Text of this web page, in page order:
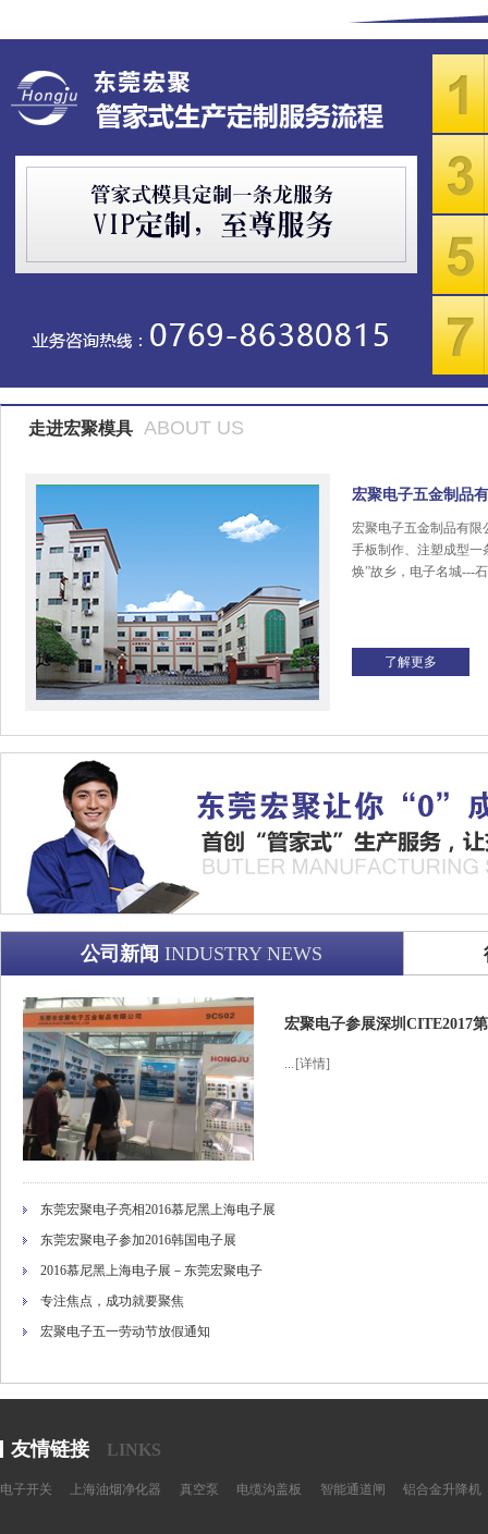
走进宏聚模具 ABOUT US
宏聚电子五金制品
宏聚电子五金制品有限
手板制作、注塑成型一
焕”故乡，电子名城---
了解更多
公司新闻 INDUSTRY NEWS
宏聚电子参展深圳CITE2017
... [详情]
东莞宏聚电子亮相2016慕尼黑上海电子展
东莞宏聚电子参加2016韩国电子展
2016慕尼黑上海电子展－东莞宏聚电子
专注焦点，成功就要聚焦
宏聚电子五一劳动节放假通知
友情链接 LINKS
电子开关 上海油烟净化器 真空泵 电缆沟盖板 智能通道闸 铝合金升降机